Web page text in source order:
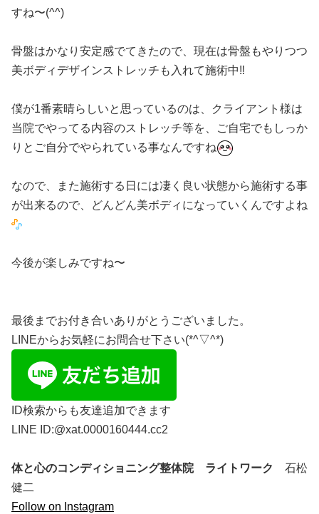
すね〜(^^)
骨盤はかなり安定感でてきたので、現在は骨盤もやりつつ
美ボディデザインストレッチも入れて施術中‼️
僕が1番素晴らしいと思っているのは、クライアント様は
当院でやってる内容のストレッチ等を、ご自宅でもしっか
りとご自分でやられている事なんですね
なので、また施術する日には凄く良い状態から施術する事
が出来るので、どんどん美ボディになっていくんですよね
今後が楽しみですね〜
最後までお付き合いありがとうございました。
LINEからお気軽にお問合せ下さい(*^▽^*)
ID検索からも友達追加できます
LINE ID:@xat.0000160444.cc2
体と心のコンディショニング整体院 ライトワーク
石松
健二
Follow on Instagram